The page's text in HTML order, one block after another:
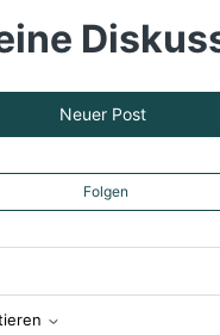
Neuer Post
Folgen